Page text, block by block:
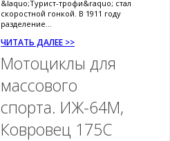
&laquo;Турист-трофи&raquo; стал
скоростной гонкой. В 1911 году
разделение...
ЧИТАТЬ ДАЛЕЕ >>
Мотоциклы для
массового
спорта. ИЖ-64М,
Ковровец 175С